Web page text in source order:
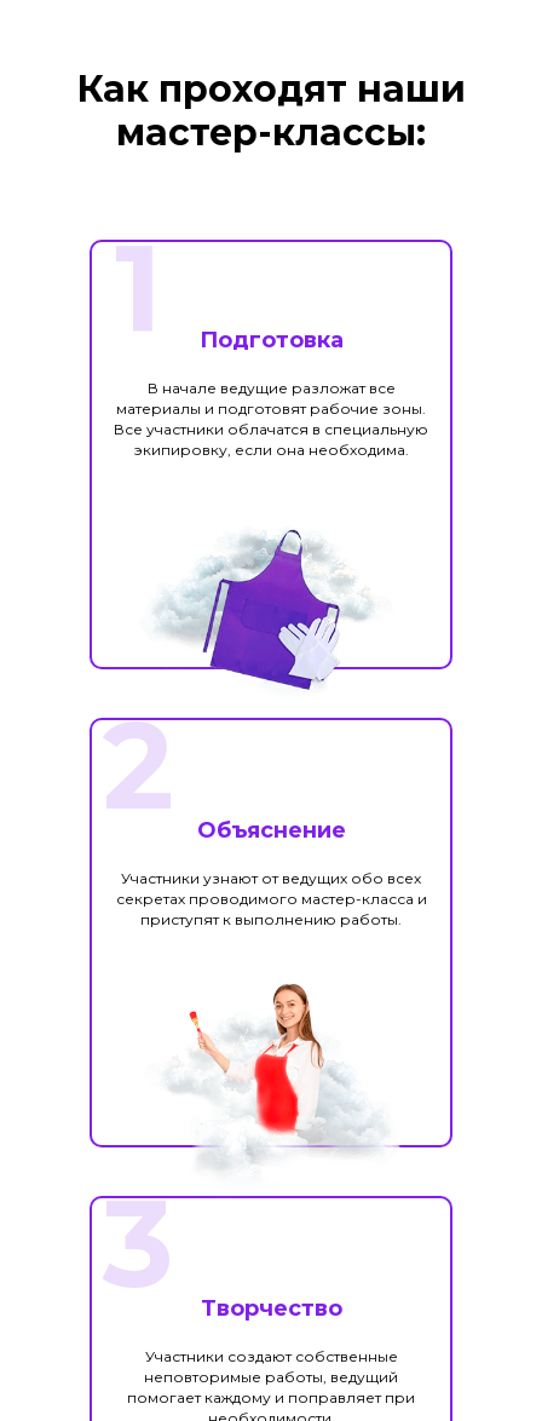
Подготовка
Как проходят наши
мастер-классы:
В начале ведущие разложат все
материалы и подготовят рабочие зоны.
Все участники облачатся в специальную
экипировку, если она необходима.
1
Объяснение
Творчество
Участники узнают от ведущих обо всех
секретах проводимого мастер-класса и
приступят к выполнению работы.
Участники создают собственные
неповторимые работы, ведущий
помогает каждому и поправляет при
2
3